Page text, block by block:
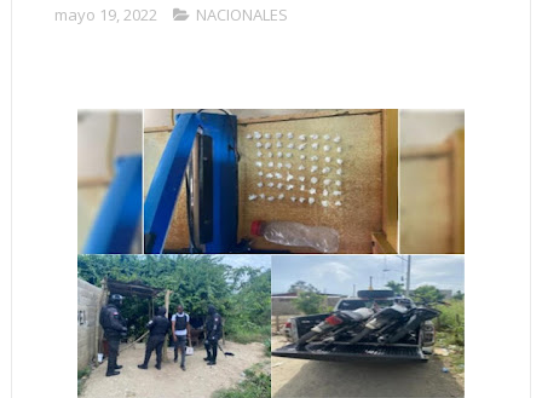
mayo 19, 2022 NACIONALES